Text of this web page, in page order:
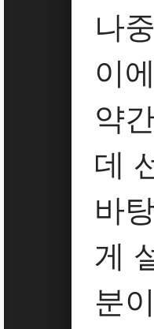
나
이
약
데
바
게
분